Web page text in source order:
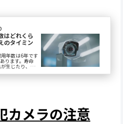
はどれくら
のタイミン
年数は6年です
ります。寿命
生じたり、リ
カメラの注意